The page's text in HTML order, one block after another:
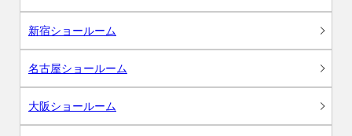
新宿ショールーム
名古屋ショールーム
大阪ショールーム